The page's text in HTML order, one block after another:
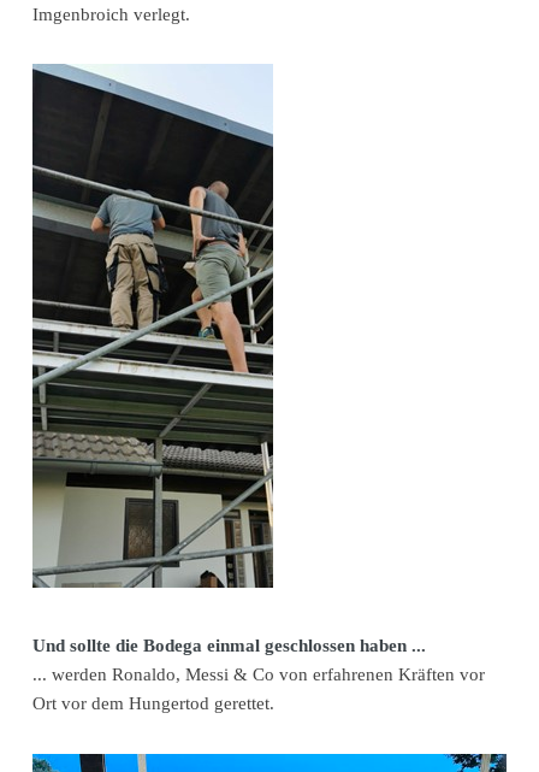
Imgenbroich verlegt.
Und sollte die Bodega einmal geschlossen haben ...
... werden Ronaldo, Messi & Co von erfahrenen Kräften vor
Ort vor dem Hungertod gerettet.